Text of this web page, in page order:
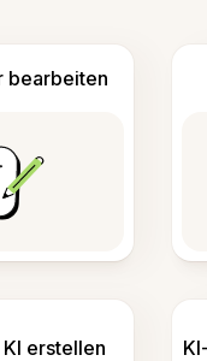
bearbeiten
erstellen